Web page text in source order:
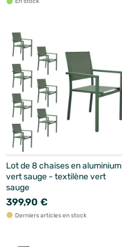
Lot de 8 chaises en aluminium
vert sauge - textilène vert
sauge
399,90 €
Derniers articles en stock